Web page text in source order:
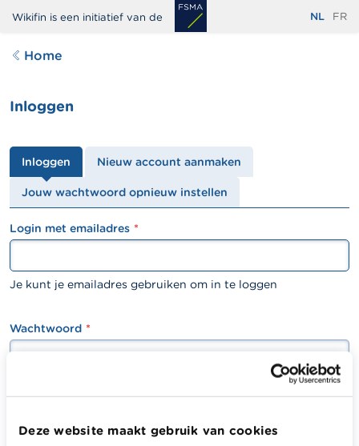
Deze website maakt gebruik van cookies
Overslaan
naar
gaan
Wikifin is een initiatief van de NL FR
Home
Inloggen
Primaire
tabs
Inloggen Nieuw account aanmaken
Jouw wachtwoord opnieuw instellen
textfield
Login met emailadres
Je kunt je emailadres gebruiken om in te loggen
password
Wachtwoord